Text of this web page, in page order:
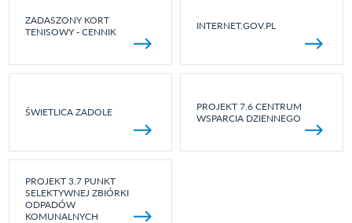
ZADASZONY KORT
TENISOWY - CENNIK
INTERNET.GOV.PL
ŚWIETLICA ZADOLE
PROJEKT 7.6 CENTRUM
WSPARCIA DZIENNEGO
PROJEKT 3.7 PUNKT
SELEKTYWNEJ ZBIÓRKI
ODPADÓW
KOMUNALNYCH